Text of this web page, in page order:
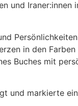
und
in den
Buches mit
und markierte